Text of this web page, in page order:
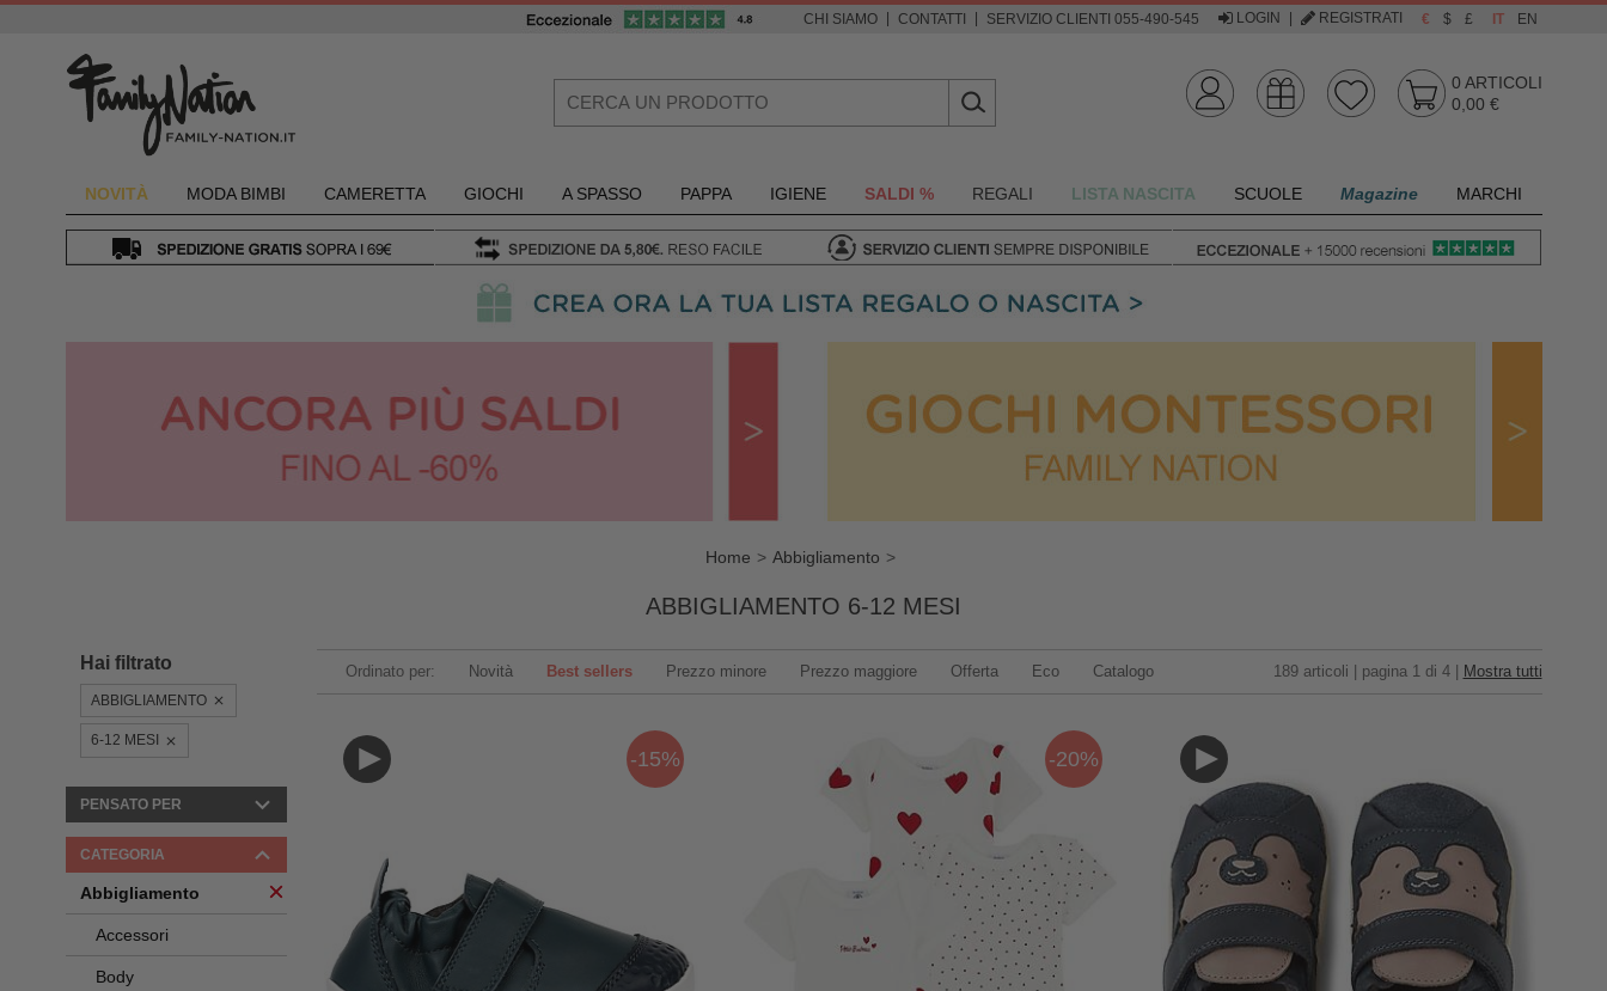
CHI SIAMO CONTATTI SERVIZIO CLIENTI 055-490-545 LOGIN REGISTRATI € $ £ IT EN
0 ARTICOLI
0,00 €
NOVITÀ MODA BIMBI CAMERETTA GIOCHI A SPASSO PAPPA IGIENE SALDI % REGALI LISTA NASCITA SCUOLE Magazine MARCHI
Home Abbigliamento
ABBIGLIAMENTO 6-12 MESI
Hai filtrato
ABBIGLIAMENTO
6-12 MESI
PENSATO PER
CATEGORIA
Abbigliamento
Accessori
Body
Ordinato per: Novità Best sellers Prezzo minore Prezzo maggiore Offerta Eco Catalogo 189 articoli | pagina 1 di 4 | Mostra tutti
-15% -20%